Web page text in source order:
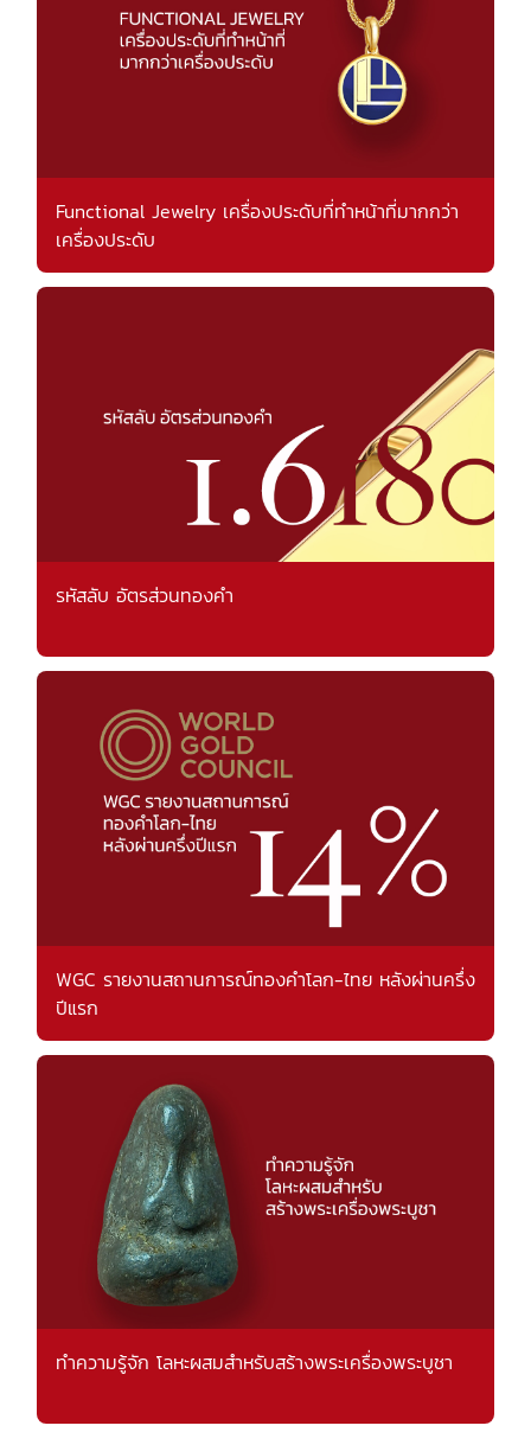
Functional Jewelry เครื่องประดับที่ทำหน้าที่มากกว่า
เครื่องประดับ
รหัสลับ อัตรส่วนทองคำ
WGC รายงานสถานการณ์ทองคำโลก-ไทย หลังผ่านครึ่ง
ปีแรก
ทำความรู้จัก โลหะผสมสำหรับสร้างพระเครื่องพระบูชา